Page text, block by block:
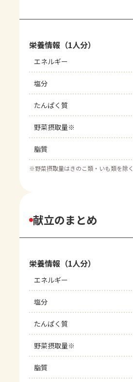
栄養情報（1人分）
エネルギー
塩分
たんぱく質
野菜摂取量※
脂質
※野菜摂取量はきのこ類・いも類を除く
献立のまとめ
栄養情報（1人分）
エネルギー
塩分
たんぱく質
野菜摂取量※
脂質